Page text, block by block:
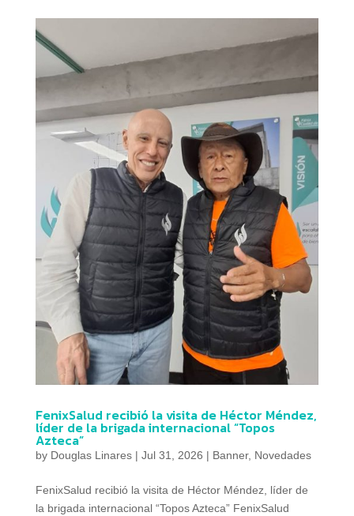
FenixSalud recibió la visita de Héctor Méndez,
líder de la brigada internacional “Topos
Azteca”
by Douglas Linares| Jul 31, 2026 | Banner, Novedades
FenixSalud recibió la visita de Héctor Méndez, líder de
la brigada internacional “Topos Azteca” FenixSalud